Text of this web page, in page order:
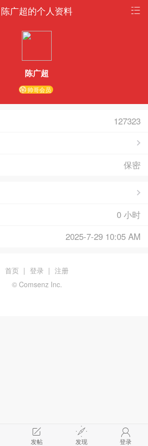
陈广超的个人资料
陈广超
帅哥会员
127323
保密
0 小时
2025-7-29 10:05 AM
发帖 发现 登录
首页 | 登录 | 注册
© Comsenz Inc.